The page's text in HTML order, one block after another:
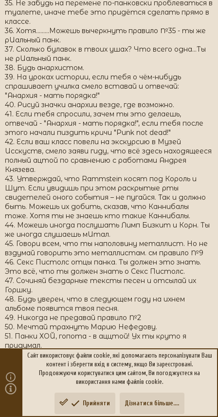
35. Не забудь на перемене по-панковски проблеваться в
туалете, иначе тебе это придётся сделать прямо в
классе.
36. Хотя.........Можешь вычеркнуть правило №35 - ты же
рИальный панк.
37. Сколько булавок в твоих ушах? Что всего одна...Ты
не рИальный панк.
38. Будь анархистом.
39. На уроках истории, если тебя о чём-нибудь
спрашивает училка смело вставай и отвечай:
"Анархия - мать порядка!"
40. Рисуй значки анархии везде, где возможно.
41. Если тебя спросили, зачем ты это делаешь,
отвечай - "Анархия - мать порядка!", если тебя после
этого начали пиздить кричи "Punk not dead!"
42. Если ваш класс повели на экскурсию в Музей
Исскуств, смело заяви гиду, что всё здесь находящееся
полный ацтой по сравнению с работами Андрея
Князева.
43. Утверждай, что Rammstein косят под Король и
Шут. Если увидишь при этом раскрытые рты
свидетелей оного события – не пугайся. Так и должно
быть. Можешь их добить, сказав, что Каннибалы
тоже. Хотя ты не знаешь кто такие Каннибалы.
44. Можешь иногда послушать Лимп Бизкит и Корн. Ты
же иногда слушаешь мИтал.
45. Говори всем, что ты наполовину металлист. Но не
вздумай говорить это металлистам. см правило №9
46. Секс Пистолс отцы панка. Ты должен это знать.
Это всё, что ты должен знать о Секс Пистолс.
47. Сочиняй бездарные тексты песен и отсылай их
Горшку.
48. Будь уверен, что в следующем году на ихнем
альбоме появится твоя песня.
49. Никогда не предавай правило №2
50. Мечтай трахнуть Марию Нефедову.
51. Панки ХОЙ, гопота - в аццтой! Ух ты круто я
придумал.
52. Наслушавшись Короля и Шута ты почувствовал
себя вурдалаком и тебе захотелось со своими
друзьями-рИальными панками провести ночь на
кладбище. Сделай это.
53. Не расстраивайся, если зависающие там
сатанисты принесут вас в жертву, все равно вы не
Зверху
Сайт використовує файли cookie, які допомагають персоналізувати Ваш
контент і зберегти вхід в систему, якщо Ви зареєстровані.
Продовжуючи користуватися цим сайтом, Ви погоджуєтеся на
використання нами файлів cookie.
Прийняти Дізнатися більше....